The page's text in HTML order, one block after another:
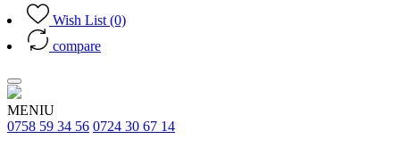
Wish List (0)
compare
MENIU
0758 59 34 56 0724 30 67 14